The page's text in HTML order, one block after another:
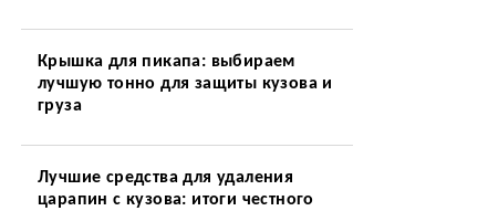
Крышка для пикапа: выбираем
лучшую тонно для защиты кузова и
груза
Лучшие средства для удаления
царапин с кузова: итоги честного